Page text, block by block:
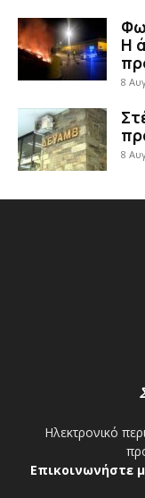
Η
8
8
Ηλεκτρονικό
Επικοινωνήστε